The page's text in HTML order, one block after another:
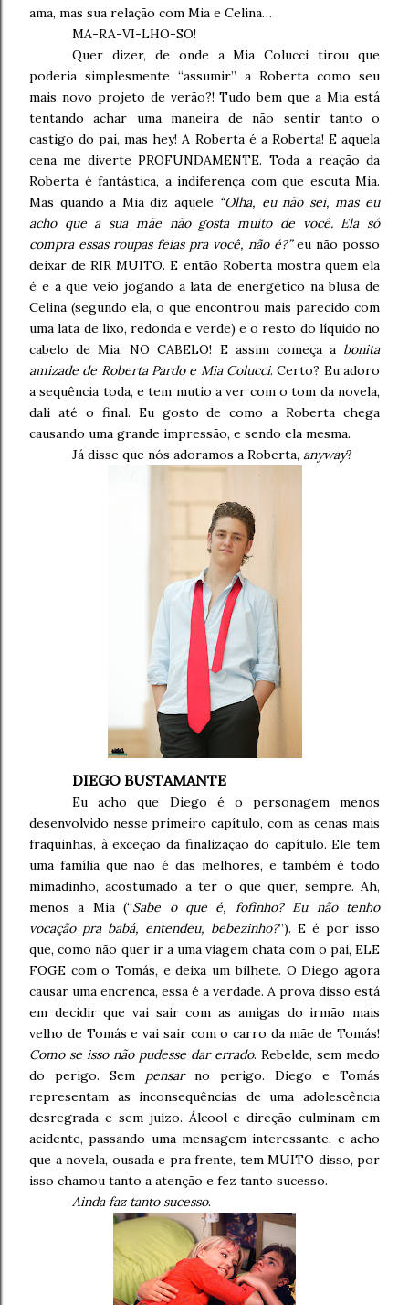
ama, mas sua relação com Mia e Celina…
MA-RA-VI-LHO-SO!
Quer dizer, de onde a Mia Colucci tirou que
poderia simplesmente “assumir” a Roberta como seu
mais novo projeto de verão?! Tudo bem que a Mia está
tentando achar uma maneira de não sentir tanto o
castigo do pai, mas hey! A Roberta é a Roberta! E aquela
cena me diverte PROFUNDAMENTE. Toda a reação da
Roberta é fantástica, a indiferença com que escuta Mia.
Mas quando a Mia diz aquele “Olha, eu não sei, mas eu
acho que a sua mãe não gosta muito de você. Ela só
compra essas roupas feias pra você, não é?”eu não posso
deixar de RIR MUITO. E então Roberta mostra quem ela
é e a que veio jogando a lata de energético na blusa de
Celina (segundo ela, o que encontrou mais parecido com
uma lata de lixo, redonda e verde) e o resto do líquido no
cabelo de Mia. NO CABELO! E assim começa a bonita
amizade de Roberta Pardo e Mia Colucci. Certo? Eu adoro
a sequência toda, e tem mutio a ver com o tom da novela,
dali até o final. Eu gosto de como a Roberta chega
causando uma grande impressão, e sendo ela mesma.
Já disse que nós adoramos a Roberta,anyway?
DIEGO BUSTAMANTE
Eu acho que Diego é o personagem menos
desenvolvido nesse primeiro capítulo, com as cenas mais
fraquinhas, à exceção da finalização do capítulo. Ele tem
uma família que não é das melhores, e também é todo
mimadinho, acostumado a ter o que quer, sempre. Ah,
menos a Mia (“Sabe o que é, fofinho? Eu não tenho
vocação pra babá, entendeu, bebezinho?”). E é por isso
que, como não quer ir a uma viagem chata com o pai, ELE
FOGE com o Tomás, e deixa um bilhete. O Diego agora
causar uma encrenca, essa é a verdade. A prova disso está
em decidir que vai sair com as amigas do irmão mais
velho de Tomás e vai sair com o carro da mãe de Tomás!
Como se isso não pudesse dar errado. Rebelde, sem medo
do perigo. Sem pensarno perigo. Diego e Tomás
representam as inconsequências de uma adolescência
desregrada e sem juízo. Álcool e direção culminam em
acidente, passando uma mensagem interessante, e acho
que a novela, ousada e pra frente, tem MUITO disso, por
isso chamou tanto a atenção e fez tanto sucesso.
Ainda faz tanto sucesso.